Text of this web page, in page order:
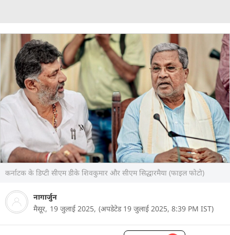
कर्नाटक के डिप्टी सीएम डीके शिवकुमार और सीएम सिद्धारमैया (फाइल फोटो)
नागार्जुन
मैसूर, 19 जुलाई 2025, (अपडेटेड 19 जुलाई 2025, 8:39 PM IST)